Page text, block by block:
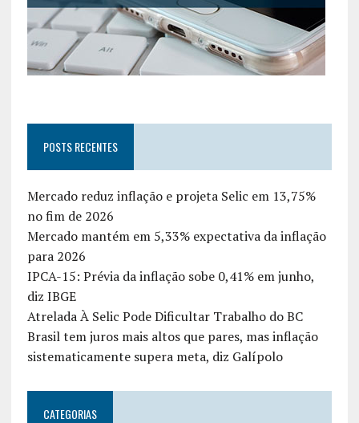
POSTS RECENTES
Mercado reduz inflação e projeta Selic em 13,75%
no fim de 2026
Mercado mantém em 5,33% expectativa da inflação
para 2026
IPCA-15: Prévia da inflação sobe 0,41% em junho,
diz IBGE
Atrelada À Selic Pode Dificultar Trabalho do BC
Brasil tem juros mais altos que pares, mas inflação
sistematicamente supera meta, diz Galípolo
CATEGORIAS